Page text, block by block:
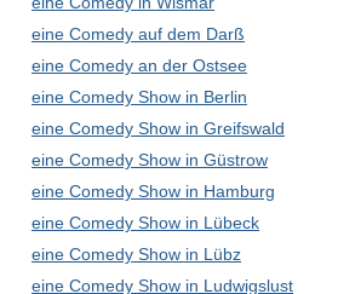
eine Comedy auf dem Darß
eine Comedy an der Ostsee
eine Comedy Show in Berlin
eine Comedy Show in Greifswald
eine Comedy Show in Güstrow
eine Comedy Show in Hamburg
eine Comedy Show in Lübeck
eine Comedy Show in Lübz
eine Comedy Show in Ludwigslust